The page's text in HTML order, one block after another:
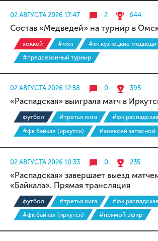
02 АВГУСТА 2026 17:47 2 644
Состав «Медведей» на турнир в
хоккей #мхл
#хк кузнецкие медведи
#предсезонный турнир
02 АВГУСТА 2026 12:58 0 395
«Распадская» выиграла матч в
футбол #третья лига
#фк распадская
#фк байкал (иркутск)
#алексей запасной
02 АВГУСТА 2026 10:33 0 235
«Распадская» завершает выезд
«Байкала». Прямая трансляция
футбол #третья лига
#фк распадская
#фк байкал (иркутск)
#прямой эфир